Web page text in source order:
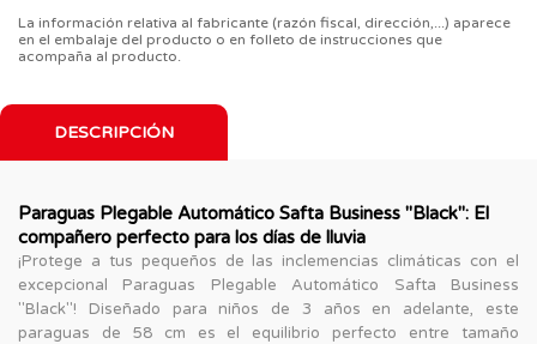
La información relativa al fabricante (razón fiscal, dirección,...) aparece
en el embalaje del producto o en folleto de instrucciones que
acompaña al producto.
DESCRIPCIÓN
Paraguas Plegable Automático Safta Business "Black": El
compañero perfecto para los días de lluvia
¡Protege a tus pequeños de las inclemencias climáticas con el
excepcional Paraguas Plegable Automático Safta Business
"Black"! Diseñado para niños de 3 años en adelante, este
paraguas de 58 cm es el equilibrio perfecto entre tamaño